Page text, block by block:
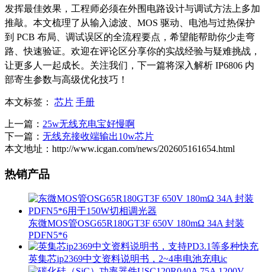
发挥最佳效果，工程师必须在外围电路设计与调试方法上多加
推敲。本文梳理了从输入滤波、MOS 驱动、电池与过热保护
到 PCB 布局、调试误区的全流程要点，希望能帮助你少走弯
路、快速验证。欢迎在评论区分享你的实战经验与疑难挑战，
让更多人一起成长。关注我们，下一篇将深入解析 IP6806 内
部寄生参数与高级优化技巧！
本文标签： 芯片 手册
上一篇： 25w无线充电宝好慢啊
下一篇： 无线充接收端输出10w芯片
本文地址：http://www.icgan.com/news/202605161654.html
热销产品
东微MOS管OSG65R180GT3F 650V 180mΩ 34A 封装
PDFN5*6
英集芯ip2369中文资料说明书，2~4串电池充电ic